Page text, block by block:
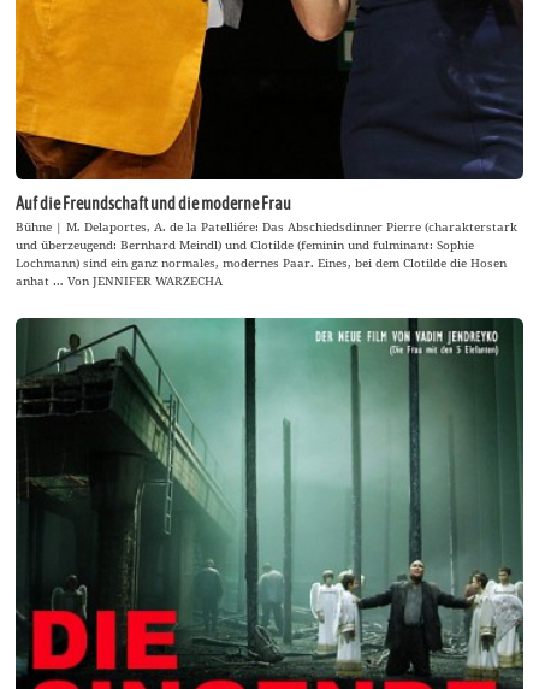
Auf die Freundschaft und die moderne Frau
Bühne | M. Delaportes, A. de la Patelliére: Das Abschiedsdinner Pierre (charakterstark
und überzeugend: Bernhard Meindl) und Clotilde (feminin und fulminant: Sophie
Lochmann) sind ein ganz normales, modernes Paar. Eines, bei dem Clotilde die Hosen
anhat … Von JENNIFER WARZECHA